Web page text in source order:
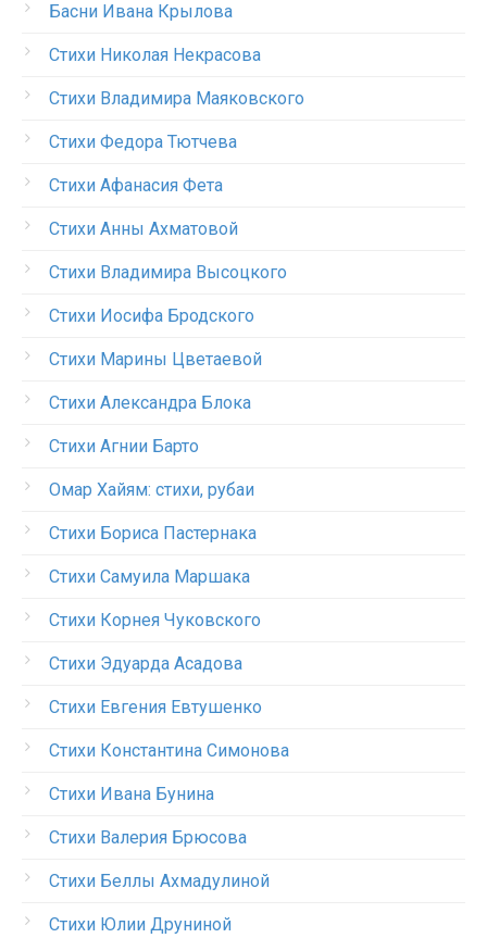
Басни Ивана Крылова
Стихи Николая Некрасова
Стихи Владимира Маяковского
Стихи Федора Тютчева
Стихи Афанасия Фета
Стихи Анны Ахматовой
Стихи Владимира Высоцкого
Стихи Иосифа Бродского
Стихи Марины Цветаевой
Стихи Александра Блока
Стихи Агнии Барто
Омар Хайям: стихи, рубаи
Стихи Бориса Пастернака
Стихи Самуила Маршака
Стихи Корнея Чуковского
Стихи Эдуарда Асадова
Стихи Евгения Евтушенко
Стихи Константина Симонова
Стихи Ивана Бунина
Стихи Валерия Брюсова
Стихи Беллы Ахмадулиной
Стихи Юлии Друниной